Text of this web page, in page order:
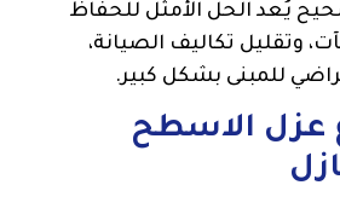
يُعد الحل الأمثل للحفاظ
وتقليل تكاليف الصيانة،
للمبنى بشكل كبير.
عزل الاسطح